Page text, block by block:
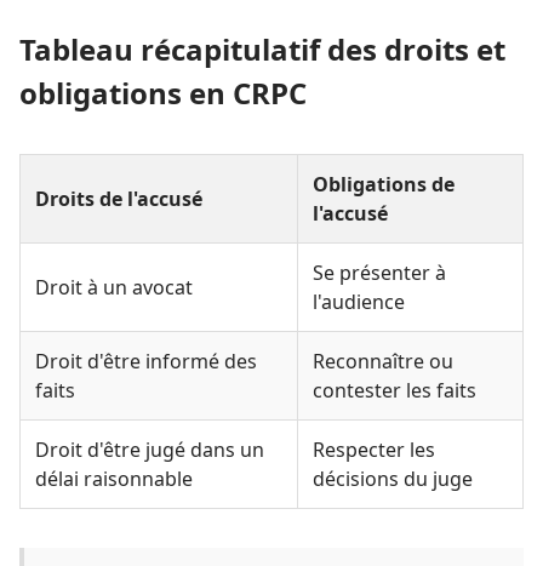
Tableau récapitulatif des droits et
obligations en CRPC
Droits de l'accusé
Obligations de
l'accusé
Droit à un avocat
Se présenter à
l'audience
Droit d'être informé des
faits
Reconnaître ou
contester les faits
Droit d'être jugé dans un
délai raisonnable
Respecter les
décisions du juge